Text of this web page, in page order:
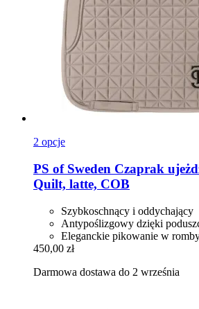
2 opcje
PS of Sweden Czaprak
Quilt, latte, COB
Szybkoschnący i oddychający
Antypoślizgowy dzięki
Eleganckie pikowanie w
450,00 zł
Darmowa dostawa do 2 września